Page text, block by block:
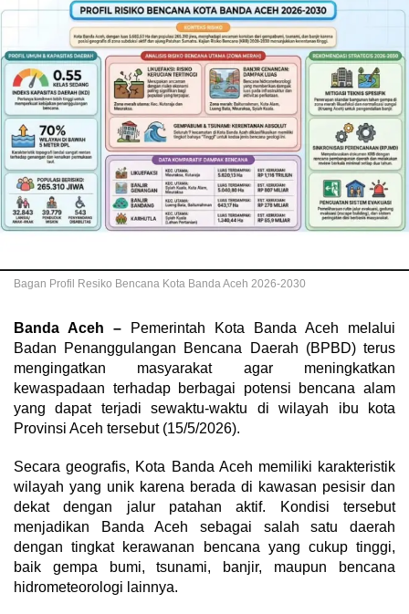
Bagan Profil Resiko Bencana Kota Banda Aceh 2026-2030
Banda Aceh – Pemerintah Kota Banda Aceh melalui
Badan Penanggulangan Bencana Daerah (BPBD) terus
mengingatkan masyarakat agar meningkatkan
kewaspadaan terhadap berbagai potensi bencana alam
yang dapat terjadi sewaktu-waktu di wilayah ibu kota
Provinsi Aceh tersebut (15/5/2026).
Secara geografis, Kota Banda Aceh memiliki karakteristik
wilayah yang unik karena berada di kawasan pesisir dan
dekat dengan jalur patahan aktif. Kondisi tersebut
menjadikan Banda Aceh sebagai salah satu daerah
dengan tingkat kerawanan bencana yang cukup tinggi,
baik gempa bumi, tsunami, banjir, maupun bencana
hidrometeorologi lainnya.